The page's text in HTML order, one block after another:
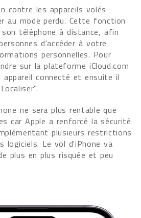
contre les appareils volés
au mode perdu. Cette fonction
téléphone à distance, afin
d'accéder à votre
personnelles. Pour
sur la plateforme iCloud.com
appareil connecté et ensuite il
ne sera plus rentable que
car Apple a renforcé la sécurité
plusieurs restrictions
logiciels. Le vol d'iPhone va
plus en plus risquée et peu